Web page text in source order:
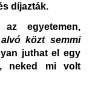
díjazták.
az egyetemen,
közt semmi
juthat el egy
neked mi volt